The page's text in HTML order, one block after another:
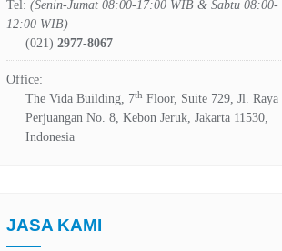
Tel: (Senin-Jumat 08:00-17:00 WIB & Sabtu 08:00-
12:00 WIB)
(021) 2977-8067
Office:
The Vida Building, 7th Floor, Suite 729, Jl. Raya
Perjuangan No. 8, Kebon Jeruk, Jakarta 11530,
Indonesia
JASA KAMI